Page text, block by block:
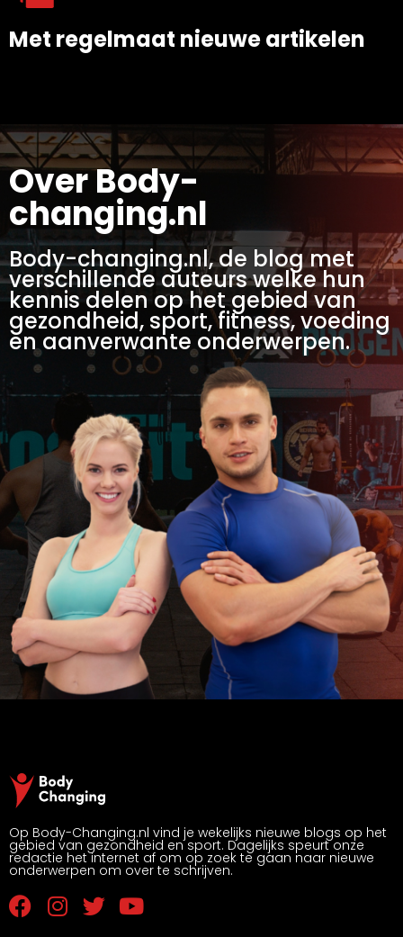
Met regelmaat nieuwe artikelen
Over Body-
changing.nl
Body-changing.nl, de blog met
verschillende auteurs welke hun
kennis delen op het gebied van
gezondheid, sport, fitness, voeding
en aanverwante onderwerpen.
Op Body-Changing.nl vind je wekelijks nieuwe blogs op het
gebied van gezondheid en sport. Dagelijks speurt onze
redactie het internet af om op zoek te gaan naar nieuwe
onderwerpen om over te schrijven.